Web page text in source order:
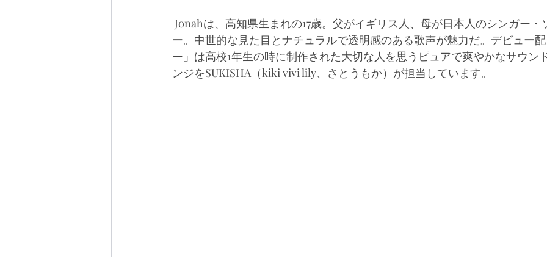
Jonahは、高知県生まれの17歳。父がイギリス人、母が日本人のシンガー・
ー。中世的な見た目とナチュラルで透明感のある歌声が魅力だ。デビュー
ー」は高校1年生の時に制作された大切な人を思うピュアで爽やかなサウン
ンジをSUKISHA（kiki vivi lily、さとうもか）が担当しています。